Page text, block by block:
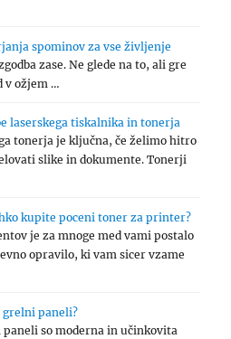
spominov za vse življenje
zase. Ne glede na to, ali gre
v ožjem …
laserskega tiskalnika in tonerja
tonerja je ključna, če želimo hitro
slike in dokumente. Tonerji
kupite poceni toner za printer?
je za mnoge med vami postalo
opravilo, ki vam sicer vzame
grelni paneli?
so moderna in učinkovita